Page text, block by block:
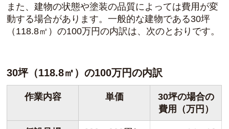
また、建物の状態や塗装の品質によっては費用が変
動する場合があります。一般的な建物である30坪
（118.8㎡）の100万円の内訳は、次のとおりです。
30坪（118.8㎡）の100万円の内訳
作業内容 単価
30坪の場合の
費用（万円）